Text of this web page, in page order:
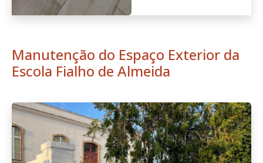
Manutenção do Espaço Exterior da
Escola Fialho de Almeida